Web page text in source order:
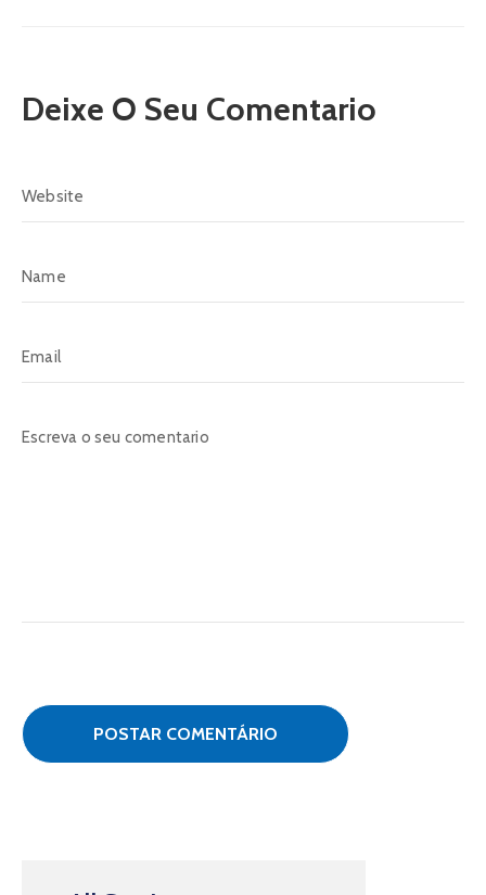
Deixe O Seu Comentario